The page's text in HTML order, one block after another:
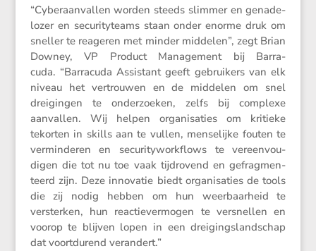
“Cyber­aan­vallen worden steeds slimmer en genade­
lozer en securi­ty­teams staan onder enorme druk om
sneller te reageren met minder middelen”, zegt Brian
Downey, VP Product Manage­ment bij Barra­
cuda. “Barra­cuda Assis­tant geeft gebrui­kers van elk
niveau het vertrouwen en de middelen om snel
dreigingen te onder­zoeken, zelfs bij complexe
aanvallen. Wij helpen organi­sa­ties om kritieke
tekorten in skills aan te vullen, mense­lijke fouten te
vermin­deren en securi­ty­work­flows te vereen­vou­
digen die tot nu toe vaak tijdro­vend en gefrag­men­
teerd zijn. Deze innovatie biedt organi­sa­ties de tools
die zij nodig hebben om hun weerbaar­heid te
versterken, hun reactie­ver­mogen te versnellen en
voorop te blijven lopen in een dreigings­land­schap
dat voort­du­rend verandert.”